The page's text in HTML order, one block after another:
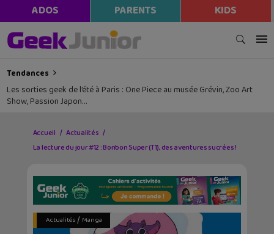
ADOS PARENTS KIDS
Tendances
Les sorties geek de l’été à Paris : One Piece au musée Grévin, Zoo Art
Show, Passion Japon…
Accueil
Actualités
La lecture du jour #12 : Bonbon Super (T1), des aventures sucrées !
Actualités/ Manga